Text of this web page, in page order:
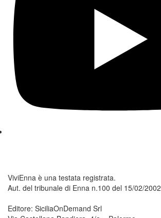
ViviEnna è una testata registrata.
Aut. del tribunale di Enna n.100 del 15/02/2002
Editore: SiciliaOnDemand Srl